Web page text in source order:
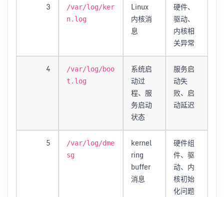
3
/var/log/ker
n.log
Linux
内核消
息
硬件、
驱动、
内核相
关异常
4
/var/log/boo
t.log
系统启
动过
程、服
务启动
状态
服务启
动失
败、启
动延迟
5
/var/log/dme
sg
kernel
ring
buffer
消息
硬件组
件、驱
动、内
核初始
化问题